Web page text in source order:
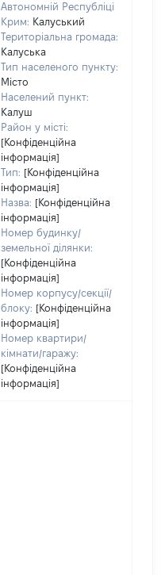
Автономній Республіці
Крим: Калуський
Територіальна громада:
Калуська
Тип населеного пункту:
Місто
Населений пункт:
Калуш
Район у місті:
[Конфіденційна
інформація]
Тип: [Конфіденційна
інформація]
Назва: [Конфіденційна
інформація]
Номер будинку/
земельної ділянки:
[Конфіденційна
інформація]
Номер корпусу/секції/
блоку: [Конфіденційна
інформація]
Номер квартири/
кімнати/гаражу:
[Конфіденційна
інформація]